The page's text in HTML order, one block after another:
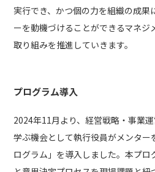
実行でき、かつ個の力を組織の成果
ーを動機づけることができるマネジ
取り組みを推進していきます。
プログラム導入
2024年11月より、経営戦略・事業
学ぶ機会として執行役員がメンタ
ログラム」を導入しました。本プ